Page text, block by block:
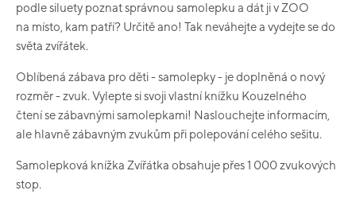
podle siluety poznat správnou samolepku a dát ji v ZOO
na místo, kam patří? Určitě ano! Tak neváhejte a vydejte se do
světa zvířátek.
Oblíbená zábava pro děti - samolepky - je doplněná o nový
rozměr - zvuk. Vylepte si svoji vlastní knížku Kouzelného
čtení se zábavnými samolepkami! Naslouchejte informacím,
ale hlavně zábavným zvukům při polepování celého sešitu.
Samolepková knížka Zvířátka obsahuje přes 1 000 zvukových
stop.